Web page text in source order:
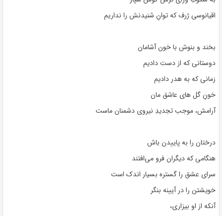
اقیانوسی ژرف که توانِ شنیدنش را نداریم
بخند و بنوش با خون آشامان
دوستانی که از دست دادیم
زمانی که به هدر دادیم
خونِ گل های عاشق مان
آرامش، موجب تجدیدِ نیروی دشمنان ماست
درختان را به پاییدن باش
هنگامی که دیگران فرو می‌افتند
سرای عشق را گستره‌ بسیار اندک است
خویشتن را در آیینه بنگر
آنکه از او بیزاری،